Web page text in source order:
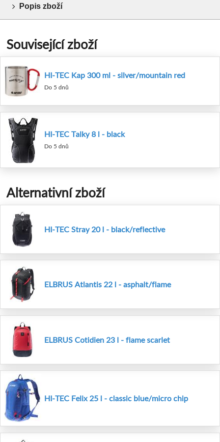
Popis zboží
Související zboží
HI-TEC Kap 300 ml - silver/mountain red
Do 5 dnů
HI-TEC Talky 8 l - black
Do 5 dnů
Alternativní zboží
HI-TEC Stray 20 l - black/reflective
ELBRUS Atlantis 22 l - asphalt/flame
ELBRUS Cotidien 23 l - flame scarlet
HI-TEC Felix 25 l - classic blue/micro chip